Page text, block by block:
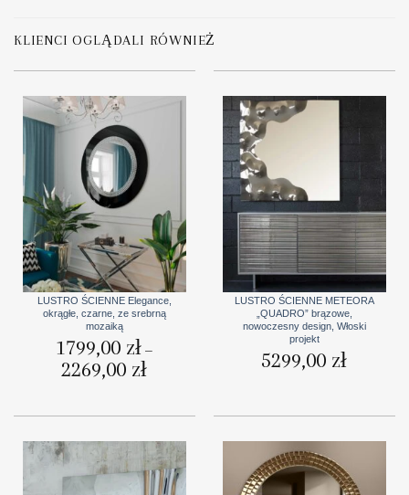
KLIENCI OGLĄDALI RÓWNIEŻ
LUSTRO ŚCIENNE Elegance,
okrągłe, czarne, ze srebrną
mozaiką
1799,00 zł –
2269,00 złcen:
LUSTRO ŚCIENNE METEORA
„QUADRO” brązowe,
nowoczesny design, Włoski
projekt
5299,00 zł